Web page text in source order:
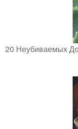
20 Неубиваемых